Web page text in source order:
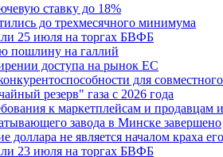
ставку до 18%
до трехмесячного минимума
25 июля на торгах БВФБ
пошлину на галлий
доступа на рынок ЕС
для
резерв" газа с 2026 года
к маркетплейсам и продавцам
завода в Минске завершено
не является началом краха
23 июля на торгах БВФБ